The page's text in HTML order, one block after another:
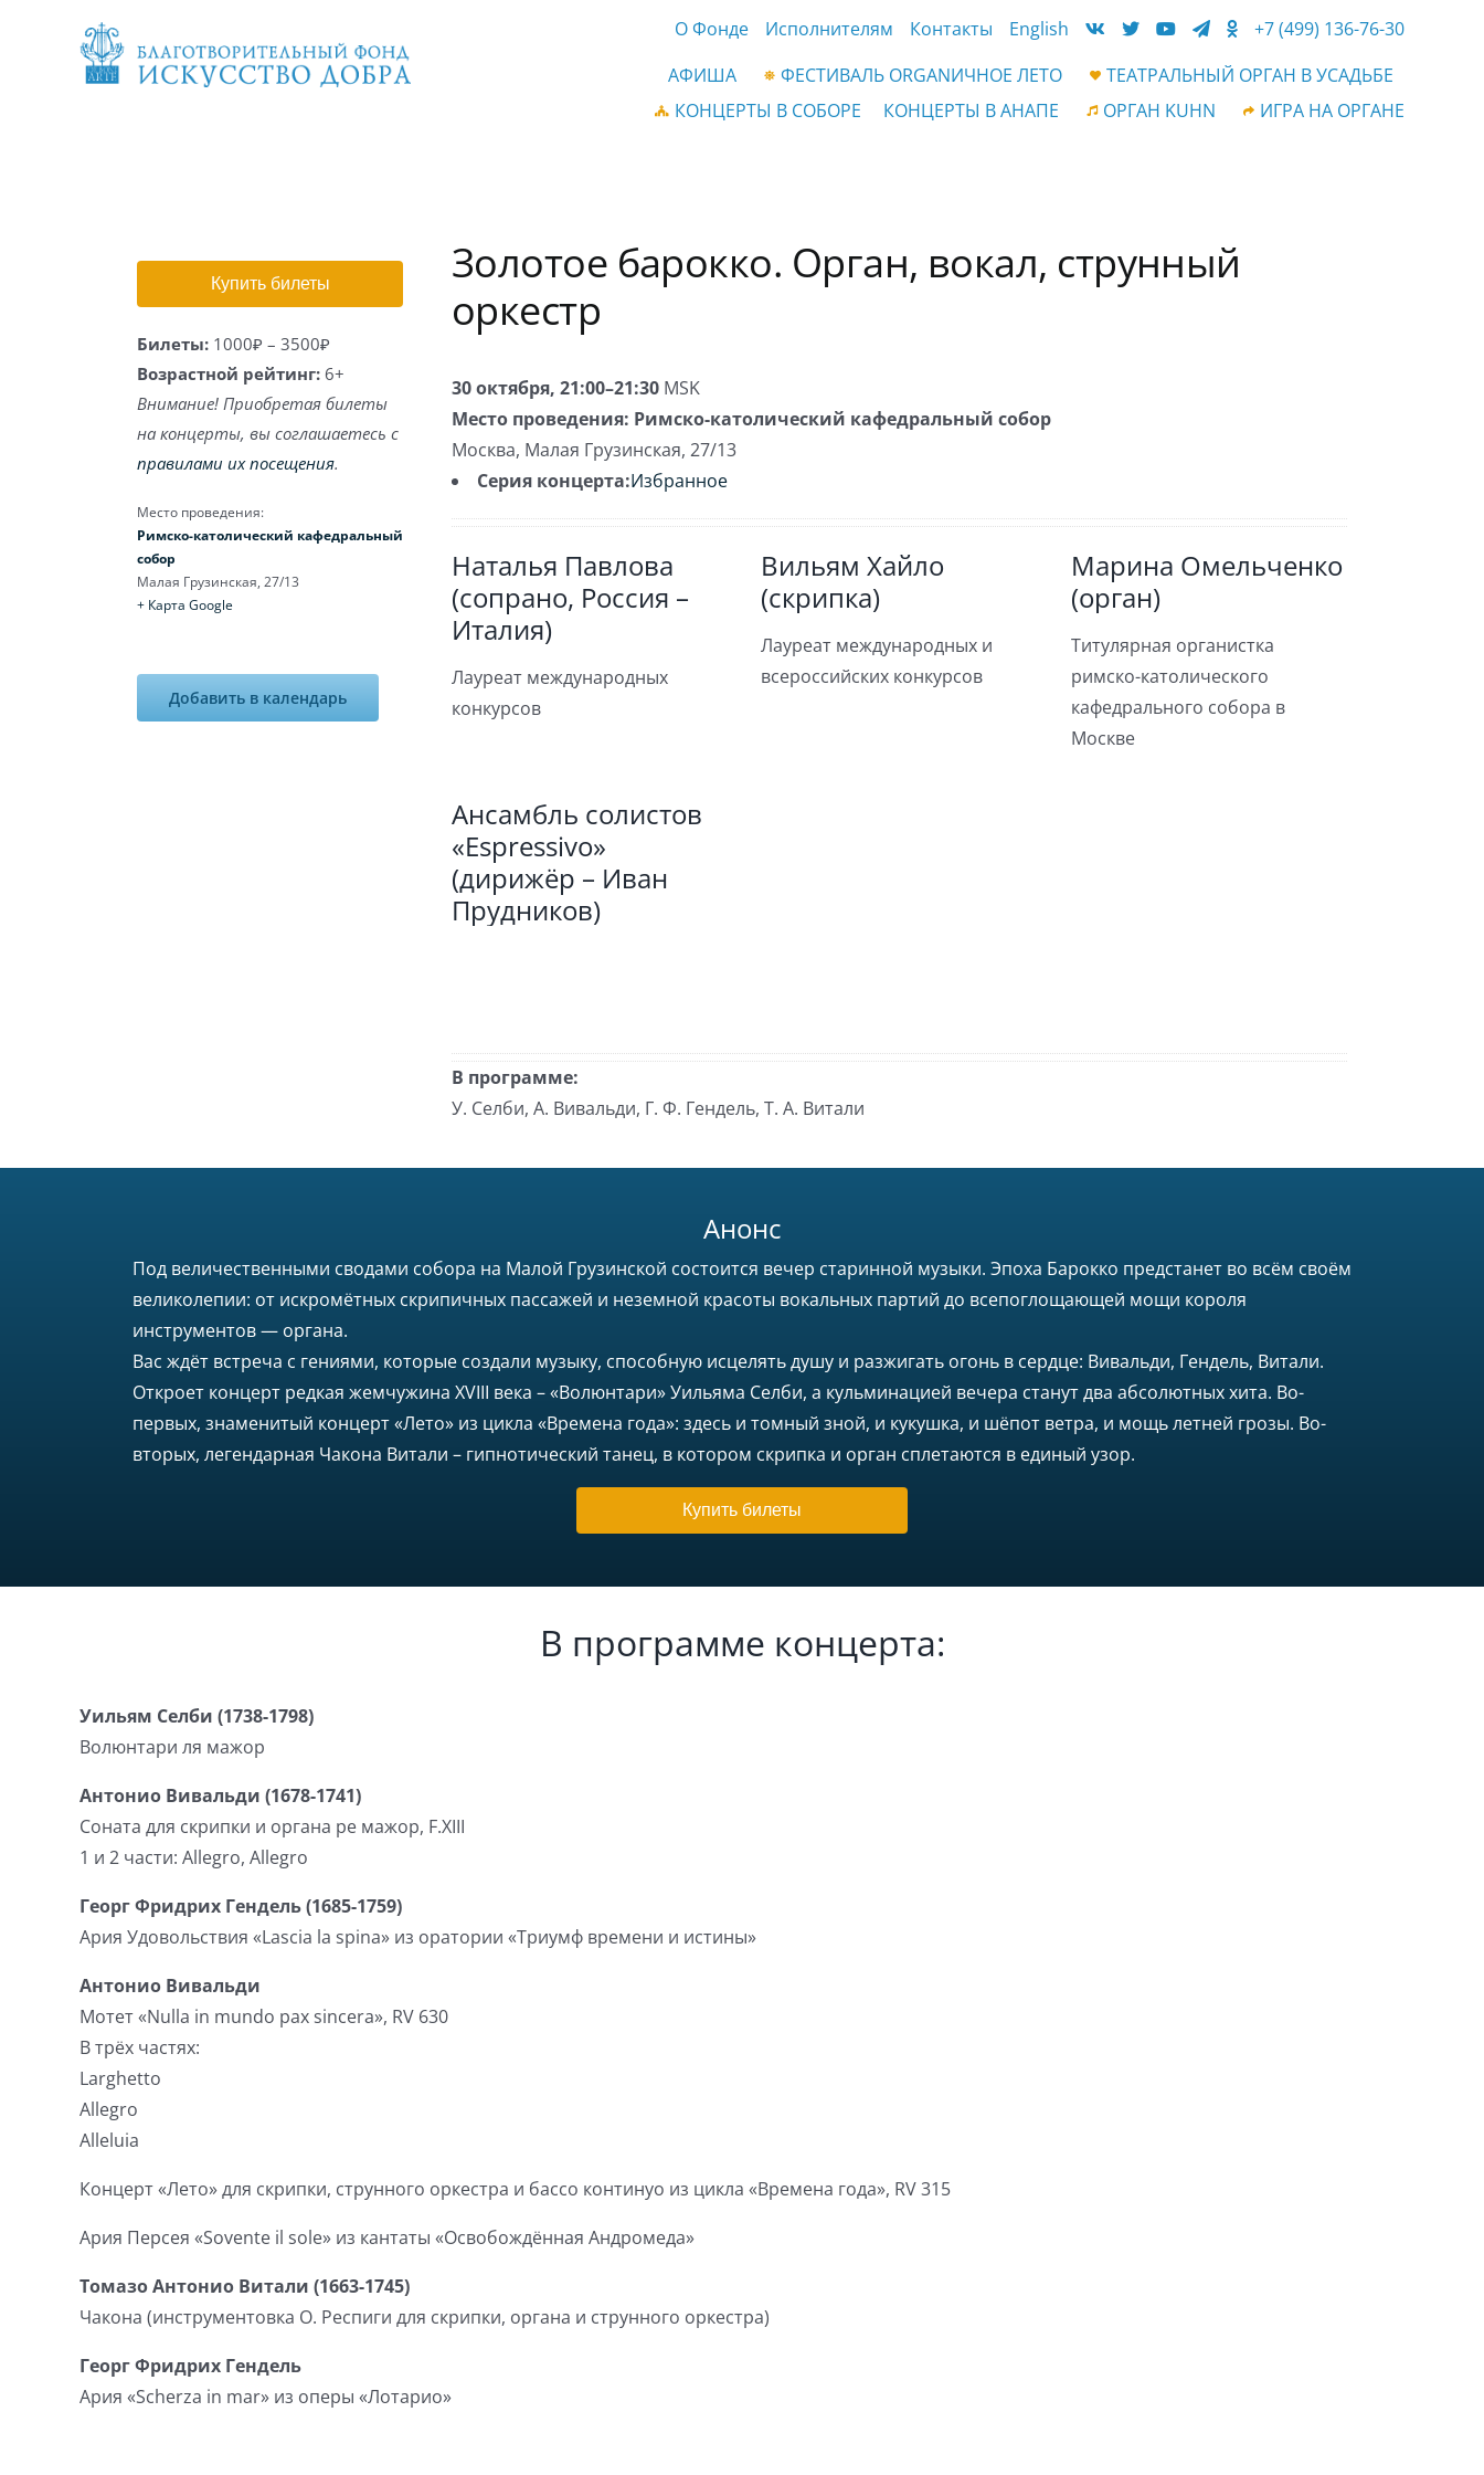
О Фонде Исполнителям Контакты English
+7 (499) 136-76-30
АФИША
ФЕСТИВАЛЬ ORGANИЧНОЕ ЛЕТО
ТЕАТРАЛЬНЫЙ ОРГАН В УСАДЬБЕ
КОНЦЕРТЫ В СОБОРЕ
КОНЦЕРТЫ В АНАПЕ ОРГАН KUHN ИГРА НА ОРГАНЕ
Купить билеты
Билеты: 1000₽ – 3500₽
Возрастной рейтинг:6+
Внимание! Приобретая билеты
на концерты, вы соглашаетесь с
правилами их посещения.
Место проведения:
Римско-католический кафедральный
собор
Малая Грузинская, 27/13
+ Карта Google
Добавить в календарь
Золотое барокко. Орган, вокал, струнный
оркестр
30 октября, 21:00–21:30 MSK
Место проведения: Римско-католический кафедральный собор
Москва, Малая Грузинская, 27/13
Серия концерта:Избранное
Наталья Павлова
(сопрано, Россия –
Италия)
Лауреат международных
конкурсов
Вильям Хайло
(скрипка)
Лауреат международных и
всероссийских конкурсов
Марина Омельченко
(орган)
Титулярная органистка
римско-католического
кафедрального собора в
Москве
Ансамбль солистов
«Espressivo»
(дирижёр – Иван
Прудников)
В программе:
У. Селби, А. Вивальди, Г. Ф. Гендель, Т. А. Витали
Анонс
Под величественными сводами собора на Малой Грузинской состоится вечер старинной музыки. Эпоха Барокко предстанет во всём своём
великолепии: от искромётных скрипичных пассажей и неземной красоты вокальных партий до всепоглощающей мощи короля
инструментов — органа.
Вас ждёт встреча с гениями, которые создали музыку, способную исцелять душу и разжигать огонь в сердце: Вивальди, Гендель, Витали.
Откроет концерт редкая жемчужина XVIII века – «Волюнтари» Уильяма Селби, а кульминацией вечера станут два абсолютных хита. Во-
первых, знаменитый концерт «Лето» из цикла «Времена года»: здесь и томный зной, и кукушка, и шёпот ветра, и мощь летней грозы. Во-
вторых, легендарная Чакона Витали – гипнотический танец, в котором скрипка и орган сплетаются в единый узор.
Купить билеты
В программе концерта:
Уильям Селби (1738-1798)
Волюнтари ля мажор
Антонио Вивальди (1678-1741)
Соната для скрипки и органа ре мажор, F.XIII
1 и 2 части: Allegro, Allegro
Георг Фридрих Гендель (1685-1759)
Ария Удовольствия «Lascia la spina» из оратории «Триумф времени и истины»
Антонио Вивальди
Мотет «Nulla in mundo pax sincera», RV 630
В трёх частях:
Larghetto
Allegro
Alleluia
Концерт «Лето» для скрипки, струнного оркестра и бассо континуо из цикла «Времена года», RV 315
Ария Персея «Sovente il sole» из кантаты «Освобождённая Андромеда»
Томазо Антонио Витали (1663-1745)
Чакона (инструментовка О. Респиги для скрипки, органа и струнного оркестра)
Георг Фридрих Гендель
Ария «Scherza in mar» из оперы «Лотарио»